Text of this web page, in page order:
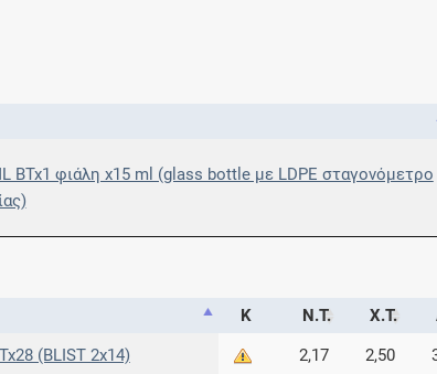
BTx1 φιάλη x15 ml (glass bottle με LDPE σταγονόμετρο
Κ Ν.Τ. Χ.Τ.
(BLIST 2x14) 2,17 2,50